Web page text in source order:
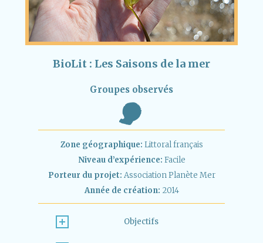
BioLit : Les Saisons de la mer
Groupes observés
Zone géographique: Littoral français
Niveau d’expérience: Facile
Porteur du projet: Association Planète Mer
Année de création: 2014
Objectifs